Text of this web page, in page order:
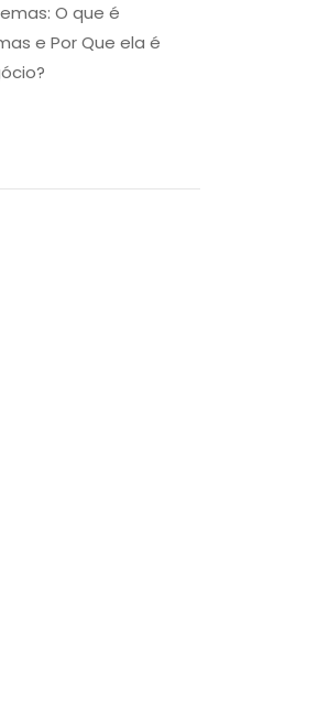
O que é
e Por Que ela é